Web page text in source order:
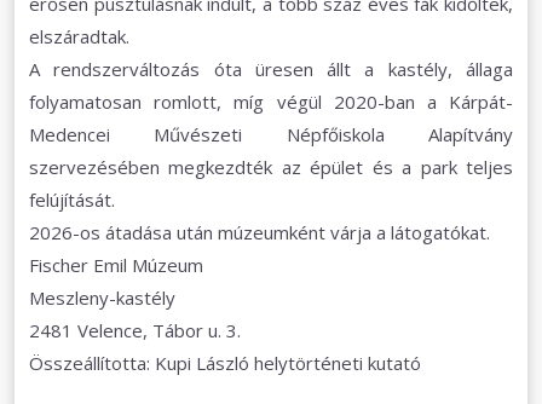
elszáradtak.
A rendszerváltozás óta üresen állt a kastély, állaga
folyamatosan romlott, míg végül 2020-ban a Kárpát-
Medencei Művészeti Népfőiskola Alapítvány
szervezésében megkezdték az épület és a park teljes
felújítását.
2026-os átadása után múzeumként várja a látogatókat.
Fischer Emil Múzeum
Meszleny-kastély
2481 Velence, Tábor u. 3.
Összeállította: Kupi László helytörténeti kutató